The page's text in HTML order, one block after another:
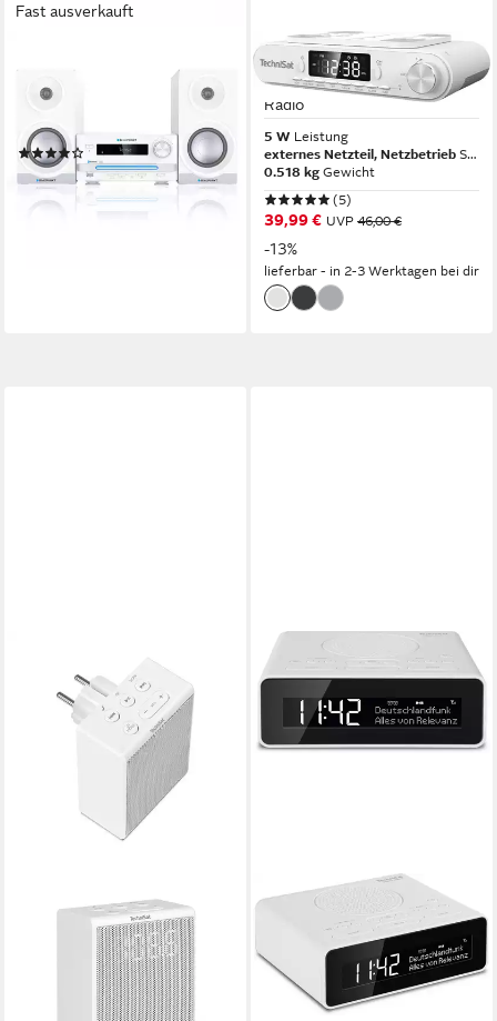
Fast ausverkauft
Kompaktanlage (HiFi System
Mikrosystem Kompaktanlage)
(5)
141,85 €
12,96 €
lieferbar - in 2-3 Werktagen bei dir
TECHNISAT
VIOLA Küchenradio Küchen-
Radio
5 W Leistung
externes Netzteil, Netzbetrieb Stromversorgung
0.518 kg Gewicht
(5)
39,99 € UVP 46,00 €
-13%
lieferbar - in 2-3 Werktagen bei dir